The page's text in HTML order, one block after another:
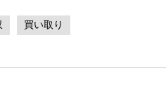
買い取り